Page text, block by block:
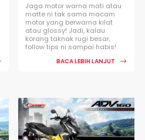
Jaga motor warna mati atau
matte ni tak sama macam
motor yang berwarna kilat
atau glossy! Jadi, kalau
korang taknak rugi besar,
follow tips ni sampai habis!
BACA LEBIH LANJUT